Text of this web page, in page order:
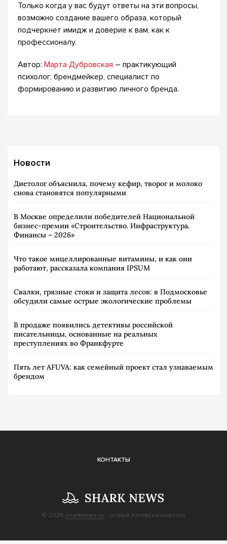
Только когда у вас будут ответы на эти вопросы,
возможно создание вашего образа, который
подчеркнет имидж и доверие к вам, как к
профессионалу.
Автор: Марта Дубровская – практикующий
психолог, брендмейкер, специалист по
формированию и развитию личного бренда.
Новости
Диетолог объяснила, почему кефир, творог и молоко
снова становятся популярными
В Москве определили победителей Национальной
бизнес-премии «Строительство. Инфраструктура.
Финансы – 2026»
Что такое мицеллированные витамины, и как они
работают, рассказала компания IPSUM
Свалки, грязные стоки и защита лесов: в Подмосковье
обсудили самые острые экологические проблемы
В продаже появились детективы российской
писательницы, основанные на реальных
преступлениях во Франкфурте
Пять лет AFUVA: как семейный проект стал узнаваемым
брендом
КОНТАКТЫ
© 2026 sharknews.ru - острый взгляд на новости